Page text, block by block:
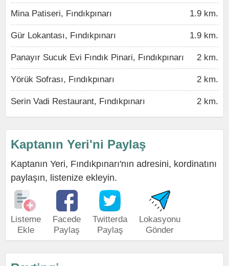
Mina Patiseri, Fındıkpınarı 1.9 km.
Gür Lokantası, Fındıkpınarı 1.9 km.
Panayır Sucuk Evi Fındık Pinari, Fındıkpınarı 2 km.
Yörük Sofrası, Fındıkpınarı 2 km.
Serin Vadi Restaurant, Fındıkpınarı 2 km.
Kaptanın Yeri'ni Paylaş
Kaptanın Yeri, Fındıkpınarı'nın adresini, kordinatını
paylaşın, listenize ekleyin.
Listeme
Ekle
Facede
Paylaş
Twitterda
Paylaş
Lokasyonu
Gönder